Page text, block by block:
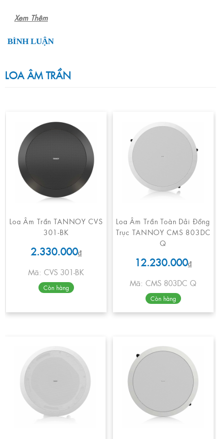
Xem Thêm
BÌNH LUẬN
LOA ÂM TRẦN
Loa Âm Trần TANNOY CVS
301-BK
2.330.000₫
Mã: CVS 301-BK
Còn hàng
Loa Âm Trần Toàn Dải Đồng
Trục TANNOY CMS 803DC
Q
12.230.000₫
Mã: CMS 803DC Q
Còn hàng